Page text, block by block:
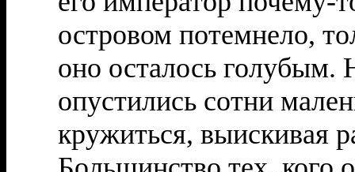
островом потемнело,
оно осталось голубым.
опустились сотни
кружиться, выискивая